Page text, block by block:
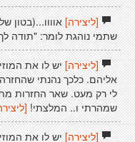
[ליצירה]אוווו...(בטון
שתמי נוהגת לומר: "תודה
[ליצירה]יש לו את
אליהם. כלכך נהנתי
לי רק מעט. שאר החזרות
שמהרתי ו.. המלצתי!
[ליצירה]יש לו את